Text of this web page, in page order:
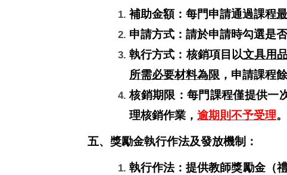
補助金額：每門申請通過課程
申請方式：請於申請時勾選是
執行方式：核銷項目以文具用
所需必要材料為限 ，申請課程
核銷期限：每門課程僅提供一
理核銷作業，逾期則不予受理。
五、獎勵金執行作法及發放機制：
執行作法：提供教師獎勵金（